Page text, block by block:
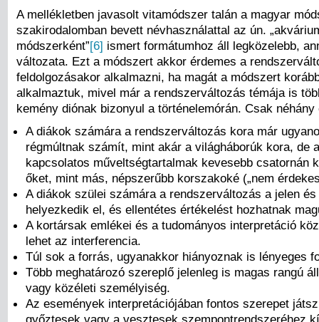
A mellékletben javasolt vitamódszer talán a magyar
szakirodalomban bevett névhasználattal az ún.
módszerként”[6] ismert formátumhoz áll legközelebb,
változata. Ezt a módszert akkor érdemes a
feldolgozásakor alkalmazni, ha magát a módszert
alkalmaztuk, mivel már a rendszerváltozás témája is
kemény diónak bizonyul a történelemórán. Csak
A diákok számára a rendszerváltozás kora már
régmúltnak számít, mint akár a világháborúk kora, de
kapcsolatos műveltségtartalmak kevesebb csatornán
őket, mint más, népszerűbb korszakoké („nem
A diákok szülei számára a rendszerváltozás a jelen
helyezkedik el, és ellentétes értékelést hozhatnak
A kortársak emlékei és a tudományos interpretáció
lehet az interferencia.
Túl sok a forrás, ugyanakkor hiányoznak is lényeges
Több meghatározó szereplő jelenleg is magas rangú
vagy közéleti személyiség.
Az események interpretációjában fontos szerepet
győztesek vagy a vesztesek szempontrendszeréhez